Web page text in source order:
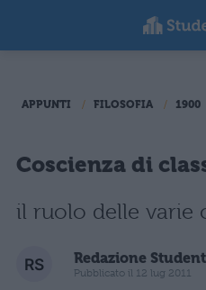
APPUNTI FILOSOFIA 1900
Coscienza di
il ruolo delle varie
Redazione
Pubblicato il 12 lug 2011